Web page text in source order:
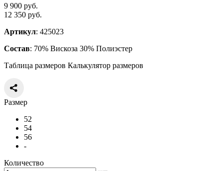
9 900 руб.
12 350 руб.
Артикул: 425023
Состав: 70% Вискоза 30% Полиэстер
Таблица размеров Калькулятор размеров
Размер
52
54
56
-
Количество